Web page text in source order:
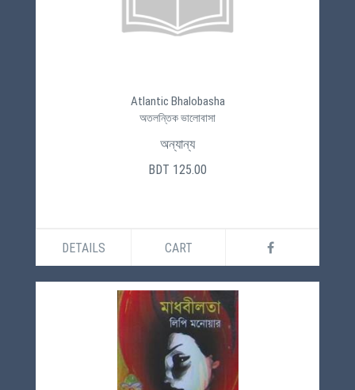
Atlantic Bhalobasha
অতলন্তিক ভালোবাসা
অন্যান্য
BDT 125.00
DETAILS CART